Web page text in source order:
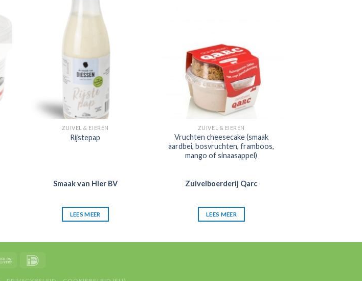
ZUIVEL & EIEREN
Rijstepap
Smaak van Hier BV
LEES MEER
ZUIVEL & EIEREN
Vruchten cheesecake (smaak
aardbei, bosvruchten, framboos,
mango of sinaasappel)
Zuivelboerderij Qarc
LEES MEER